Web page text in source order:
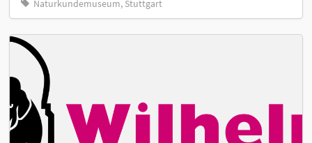
Naturkundemuseum, Stuttgart